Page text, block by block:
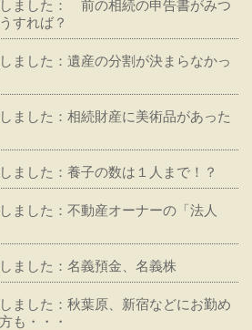
ました： 前の相続の申告書がみつ
すれば？
ました：遺産の分割が決まらなかっ
ました：相続財産に美術品があった
ました：養子の数は１人まで！？
ました：不動産オーナーの「法人
ました：名義預金、名義株
ました：秋葉原、新宿などにお勤め
も・・・